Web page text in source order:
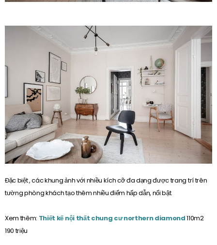
Đặc biệt , các khung ảnh với nhiều kích cỡ đa dạng được trang trí trên
tường phòng khách tạo thêm nhiều điểm hấp dẫn, nổi bật.
Xem thêm: Thiết kế nội thất chung cư northern diamond110m2
190 triệu